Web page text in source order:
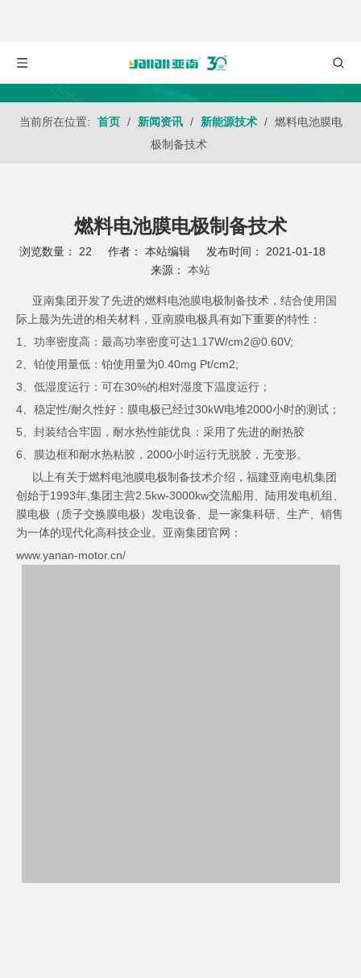
当前所在位置: 首页 / 新闻资讯 / 新能源技术 / 燃料电池膜电
极制备技术
燃料电池膜电极制备技术
浏览数量： 22 作者： 本站编辑 发布时间： 2021-01-18
来源： 本站
["wechat","weibo","qzone","douban","email"]
亚南集团开发了先进的燃料电池膜电极制备技术，结合使用国
际上最为先进的相关材料，亚南膜电极具有如下重要的特性：
1、功率密度高：最高功率密度可达1.17W/cm2@0.60V;
2、铂使用量低：铂使用量为0.40mg Pt/cm2;
3、低湿度运行：可在30%的相对湿度下温度运行；
4、稳定性/耐久性好：膜电极已经过30kW电堆2000小时的测试；
5、封装结合牢固，耐水热性能优良：采用了先进的耐热胶
6、膜边框和耐水热粘胶，2000小时运行无脱胶，无变形。
以上有关于燃料电池膜电极制备技术介绍，福建亚南电机集团
创始于1993年,集团主营2.5kw-3000kw交流船用、陆用发电机组、
膜电极（质子交换膜电极）发电设备、是一家集科研、生产、销售
为一体的现代化高科技企业。亚南集团官网：
www.yanan-motor.cn/